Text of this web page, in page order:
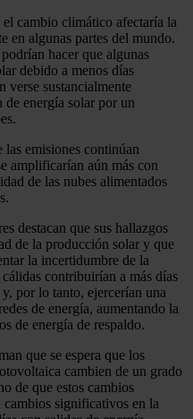
cambio climático afectaría la
en algunas partes del mundo.
hacer que algunas
debido a menos días
verse sustancialmente
de energía solar por un
las emisiones continúan
amplificarían aún más con
de las nubes alimentados
destacan que sus hallazgos
de la producción solar y que
la incertidumbre de la
contribuirían a más días
por lo tanto, ejercerían una
de energía, aumentando la
de energía de respaldo.
que se espera que los
cambien de un grado
de que estos cambios
cambios significativos en la